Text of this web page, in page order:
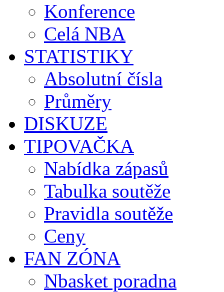
Konference
Celá NBA
STATISTIKY
Absolutní čísla
Průměry
DISKUZE
TIPOVAČKA
Nabídka zápasů
Tabulka soutěže
Pravidla soutěže
Ceny
FAN ZÓNA
Nbasket poradna